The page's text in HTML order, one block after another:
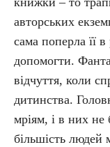
авторських
сама поперла її
допомогти.
відчуття, коли
дитинства.
мріям, і в них
більшість людей